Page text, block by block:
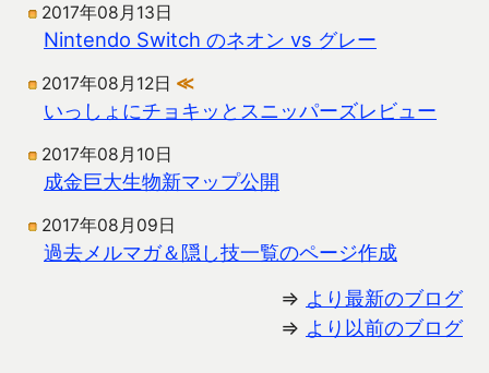
2017年08月13日
Nintendo Switch のネオン vs グレー
2017年08月12日 ≪
いっしょにチョキッとスニッパーズレビュー
2017年08月10日
成金巨大生物新マップ公開
2017年08月09日
過去メルマガ＆隠し技一覧のページ作成
⇒ より最新のブログ
⇒ より以前のブログ